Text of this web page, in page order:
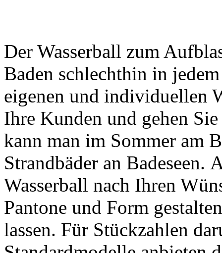
Der Wasserball zum
Baden schlechthin in
eigenen und individuellen
Ihre Kunden und gehen
kann man im Sommer am
Strandbäder an Badeseen.
Wasserball nach Ihren
Pantone und Form
lassen. Für Stückzahlen